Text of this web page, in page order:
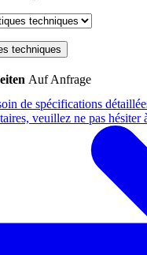
techniques
Auf Anfrage
de spécifications
veuillez ne pas hésiter